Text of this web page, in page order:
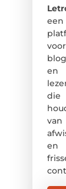
een
voor
en
die
van
en